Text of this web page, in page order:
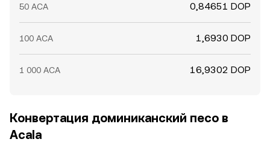
50 ACA 0,84651 DOP
100 ACA 1,6930 DOP
1 000 ACA 16,9302 DOP
Конвертация доминиканский песо в
Acala